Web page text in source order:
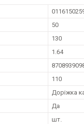
50
130
1.64
110
Доріжка
Да
шт.